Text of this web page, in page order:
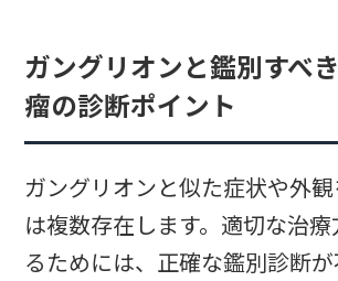
ガングリオンと鑑別すべ
瘤の診断ポイント
ガングリオンと似た症状や外
は複数存在します。適切な治
るためには、正確な鑑別診断が